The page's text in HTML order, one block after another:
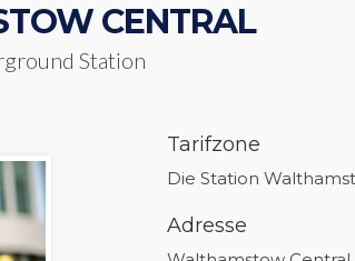
CENTRAL
Station
Tarifzone
Die Station
Adresse